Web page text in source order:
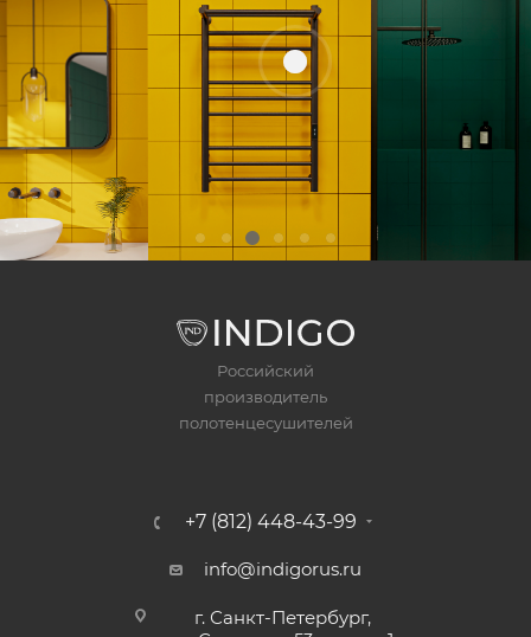
Российский
производитель
полотенцесушителей
+7 (812) 448-43-99
info@indigorus.ru
г. Санкт-Петербург,